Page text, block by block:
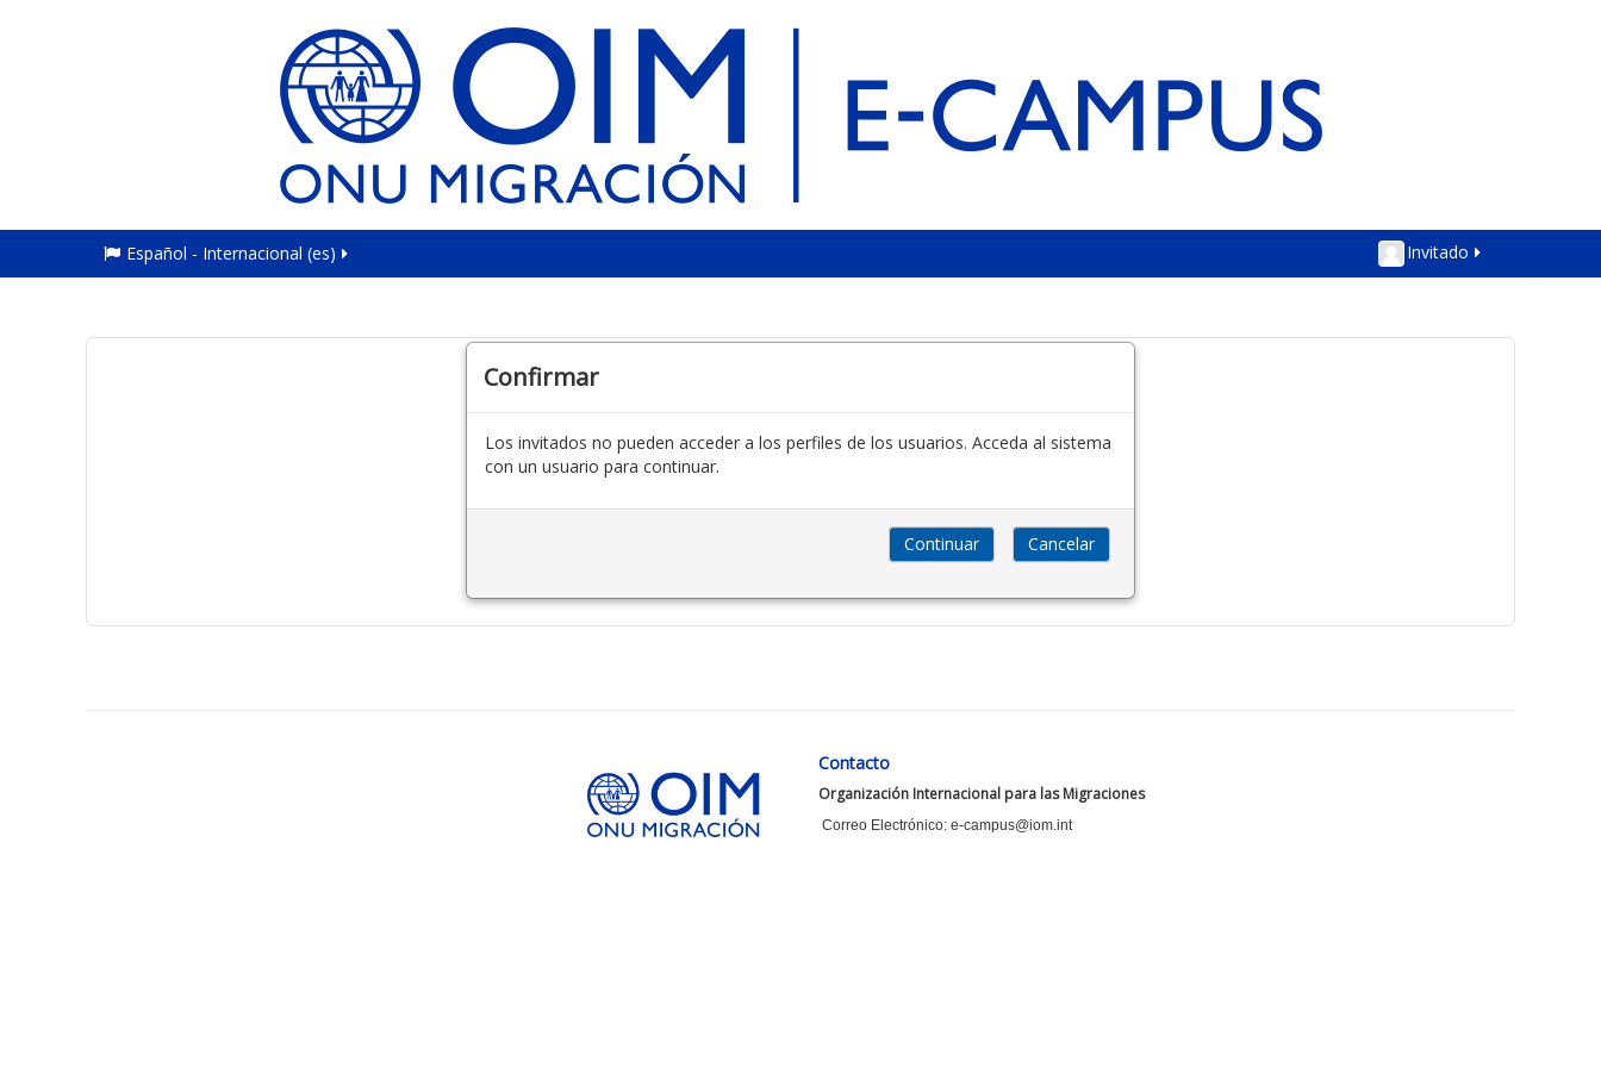
Invitado
Español - Internacional ‎(es)‎
Confirmar
Los invitados no pueden acceder a los perfiles de los usuarios. Acceda al sistema
con un usuario para continuar.
Contacto
Organización Internacional para las Migraciones
Correo Electrónico: e-campus@iom.int